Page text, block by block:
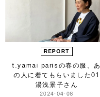
REPORT
t.yamai parisの春の服、 あ
の人に着てもらいました01
湯浅景子さん
2024-04-08